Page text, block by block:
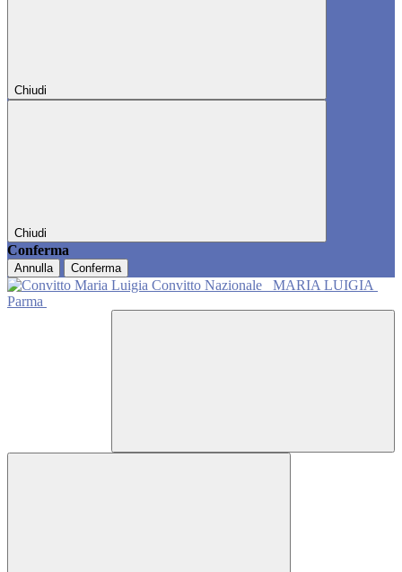
Chiudi
Chiudi
Conferma
Annulla Conferma
Convitto Nazionale
MARIA LUIGIA
Parma